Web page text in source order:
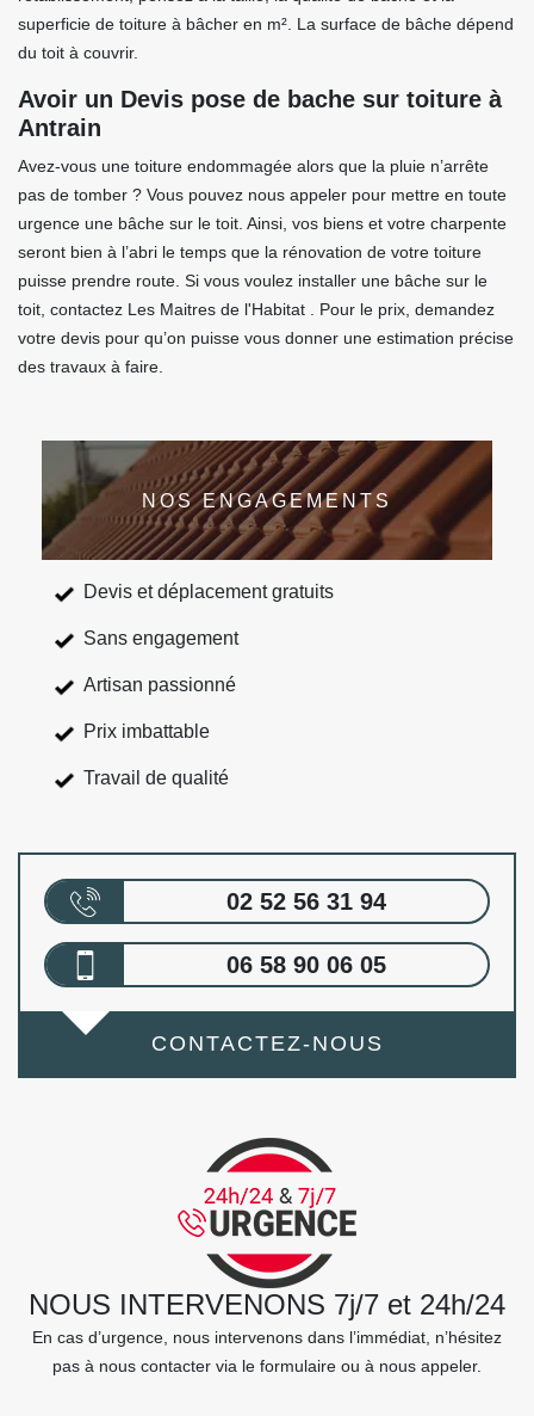
superficie de toiture à bâcher en m². La surface de bâche dépend
du toit à couvrir.
Avoir un Devis pose de bache sur toiture à
Antrain
Avez-vous une toiture endommagée alors que la pluie n’arrête
pas de tomber ? Vous pouvez nous appeler pour mettre en toute
urgence une bâche sur le toit. Ainsi, vos biens et votre charpente
seront bien à l’abri le temps que la rénovation de votre toiture
puisse prendre route. Si vous voulez installer une bâche sur le
toit, contactez Les Maitres de l'Habitat . Pour le prix, demandez
votre devis pour qu’on puisse vous donner une estimation précise
des travaux à faire.
NOS ENGAGEMENTS
Devis et déplacement gratuits
Sans engagement
Artisan passionné
Prix imbattable
Travail de qualité
02 52 56 31 94
06 58 90 06 05
CONTACTEZ-NOUS
NOUS INTERVENONS 7j/7 et 24h/24
En cas d’urgence, nous intervenons dans l’immédiat, n’hésitez
pas à nous contacter via le formulaire ou à nous appeler.